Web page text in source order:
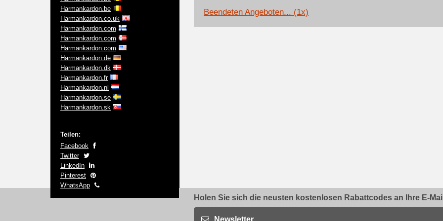
Harmankardon.be
Harmankardon.co.uk
Harmankardon.com
Harmankardon.com
Harmankardon.com
Harmankardon.de
Harmankardon.dk
Harmankardon.fr
Harmankardon.nl
Harmankardon.se
Harmankardon.sk
Teilen:
Facebook
Twitter
LinkedIn
Pinterest
WhatsApp
Beendeten Angeboten... (1x)
Holen Sie sich die neusten kostenlosen Rabattcodes an Ihre E-
Newsletter